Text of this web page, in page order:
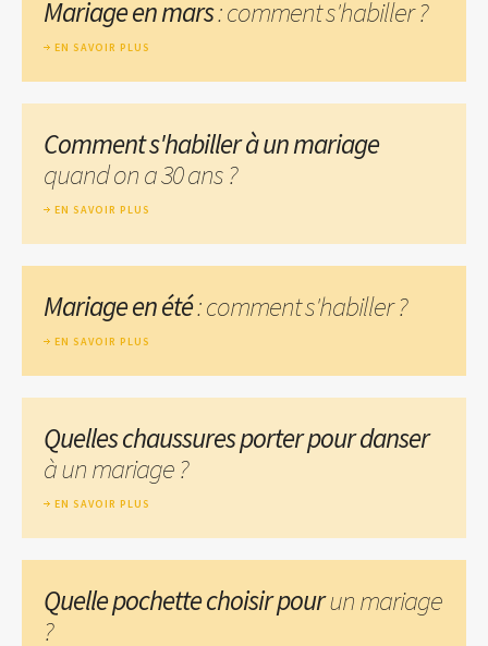
Mariage en mars: comment s'habiller ?
EN SAVOIR PLUS
Comment s'habiller à un mariage
quand on a 30 ans ?
EN SAVOIR PLUS
Mariage en été: comment s'habiller ?
EN SAVOIR PLUS
Quelles chaussures porter pour danser
à un mariage ?
EN SAVOIR PLUS
Quelle pochette choisir pourun mariage
?